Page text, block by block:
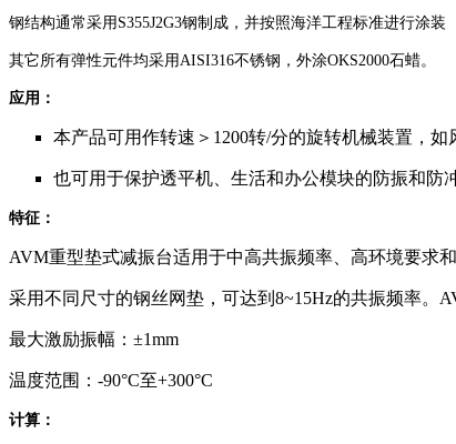
钢结构通常采用S355J2G3钢制成，并按照海洋工程标准进行涂装
其它所有弹性元件均采用AISI316不锈钢，外涂OKS2000石蜡。
应用：
本产品可用作转速＞1200转/分的旋转机械装置，
也可用于保护透平机、生活和办公模块的防振和防
特征：
AVM重型垫式减振台适用于中高共振频率、高环境要求
采用不同尺寸的钢丝网垫，可达到8~15Hz的共振频率。
最大激励振幅：±1mm
温度范围：-90°C至+300°C
计算：